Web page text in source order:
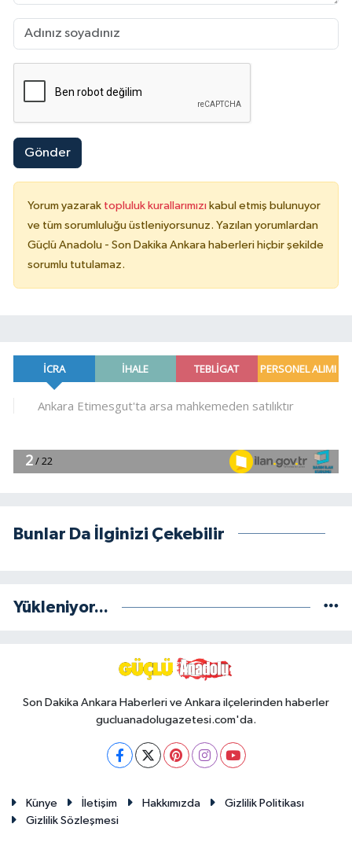
Gönder
Yorum yazarak topluluk kurallarımızı kabul etmiş bulunuyor
ve tüm sorumluluğu üstleniyorsunuz. Yazılan yorumlardan
Güçlü Anadolu - Son Dakika Ankara haberleri hiçbir şekilde
sorumlu tutulamaz.
Bunlar Da İlginizi Çekebilir
Yükleniyor...
Son Dakika Ankara Haberleri ve Ankara ilçelerinden haberler
gucluanadolugazetesi.com'da.
Künye İletişim Hakkımızda
Gizlilik Politikası
Gizlilik Sözleşmesi